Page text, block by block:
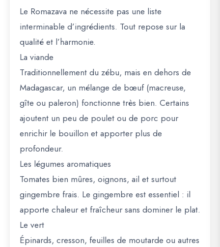
Le Romazava ne nécessite pas une liste
interminable d’ingrédients. Tout repose sur la
qualité et l’harmonie.
La viande
Traditionnellement du zébu, mais en dehors de
Madagascar, un mélange de bœuf(macreuse,
gîte ou paleron) fonctionne très bien. Certains
ajoutent un peu de poulet ou de porc pour
enrichir le bouillon et apporter plus de
profondeur.
Les légumes aromatiques
Tomates bien mûres, oignons, ail et surtout
gingembre frais. Le gingembre est essentiel : il
apporte chaleur et fraîcheur sans dominer le plat.
Le vert
Épinards, cresson, feuilles de moutarde ou autres